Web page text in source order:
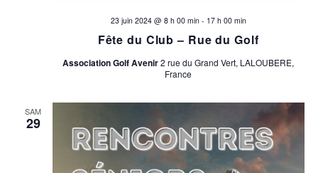
Fête du Club – Rue du Golf
23 juin 2024 @ 8 h 00 min- 17 h 00 min
Association Golf Avenir2 rue du Grand Vert, LALOUBERE,
France
SAM
29